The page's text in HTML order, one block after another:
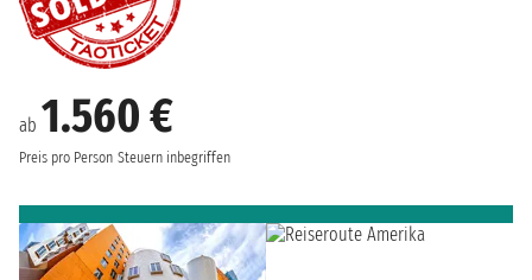
ab 1.560 €
Preis pro Person Steuern inbegriffen